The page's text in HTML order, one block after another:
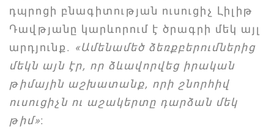
դպրոցի բնագիտության ուսուցիչ Լիլիթ
Դավթյանը կարևորում է ծրագրի մեկ այլ
արդյունք. «Ամենամեծ ձեռքբերումներից
մեկն այն էր, որ ձևավորվեց իրական
թիմային աշխատանք, որի շնորհիվ
ուսուցիչն ու աշակերտը դարձան մեկ
թիմ»։